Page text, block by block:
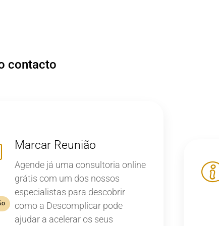
contacto
Marcar Reunião
Agende já uma consultoria online
grátis com um dos nossos
especialistas para descobrir
como a Descomplicar pode
ajudar a acelerar os seus